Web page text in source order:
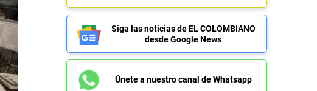
Siga las noticias de EL COLOMBIANO
desde Google News
Únete a nuestro canal de Whatsapp